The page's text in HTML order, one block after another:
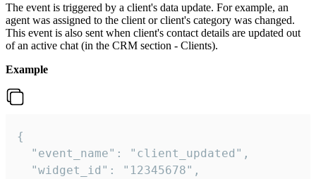
The event is triggered by a client's data update. For example, an
agent was assigned to the client or client's category was changed.
This event is also sent when client's contact details are updated out
of an active chat (in the CRM section - Clients).
Example
{
  "event_name": "client_updated",
  "widget_id": "12345678",